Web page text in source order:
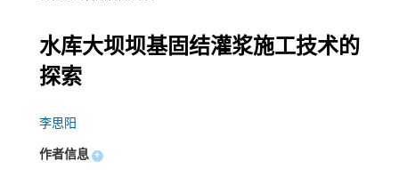
水库大坝坝基固结灌浆施工技术的
探索
李思阳
作者信息 +